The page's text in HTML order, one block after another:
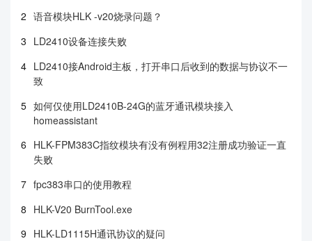
2 语音模块HLK -v20烧录问题？
3 LD2410设备连接失败
4 LD2410接Android主板，打开串口后收到的数据与协议不一
致
5 如何仅使用LD2410B-24G的蓝牙通讯模块接入
homeassistant
6 HLK-FPM383C指纹模块有没有例程用32注册成功验证一直
失败
7 fpc383串口的使用教程
8 HLK-V20 BurnTool.exe
9 HLK-LD1115H通讯协议的疑问